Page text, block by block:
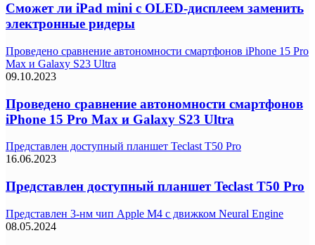
Сможет ли iPad mini с OLED-дисплеем заменить
электронные ридеры
Проведено сравнение автономности смартфонов iPhone 15 Pro
Max и Galaxy S23 Ultra
09.10.2023
Проведено сравнение автономности смартфонов
iPhone 15 Pro Max и Galaxy S23 Ultra
Представлен доступный планшет Teclast T50 Pro
16.06.2023
Представлен доступный планшет Teclast T50 Pro
Представлен 3-нм чип Apple M4 с движком Neural Engine
08.05.2024